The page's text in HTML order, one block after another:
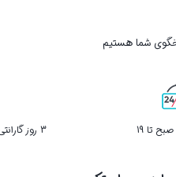
3 روز گارانتی بازگشت کالا در صورت خرابی